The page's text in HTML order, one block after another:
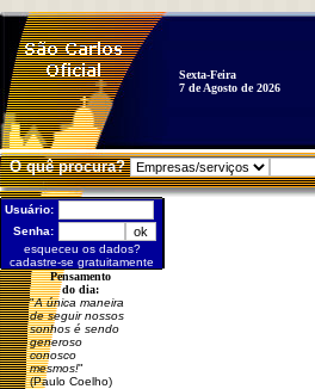
Sexta-Feira
7 de Agosto de 2026
O quê procura?
Usuário:
Senha:
esqueceu os dados?
cadastre-se gratuitamente
Pensamento
do dia:
"A única maneira
de seguir nossos
sonhos é sendo
generoso
conosco
mesmos!"
(Paulo Coelho)